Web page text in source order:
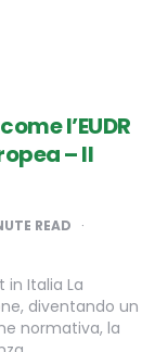
l’EUDR
– Il
READ
in Italia La
diventando un
normativa, la